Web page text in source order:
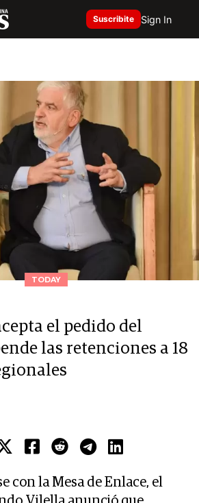
Suscribite Sign In
TODAY
el pedido del
las retenciones a 18
con la Mesa de Enlace, el